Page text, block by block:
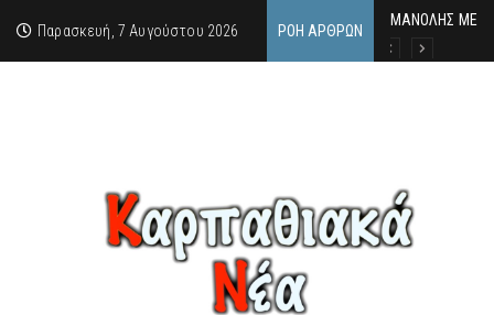
Παρασκευή, 7 Αυγούστου 2026 ΡΟΉ ΆΡΘΡΩΝ
MΑΝΟΛΗΣ
ΕΚΔΗΛΩΣΗ
Κάθε